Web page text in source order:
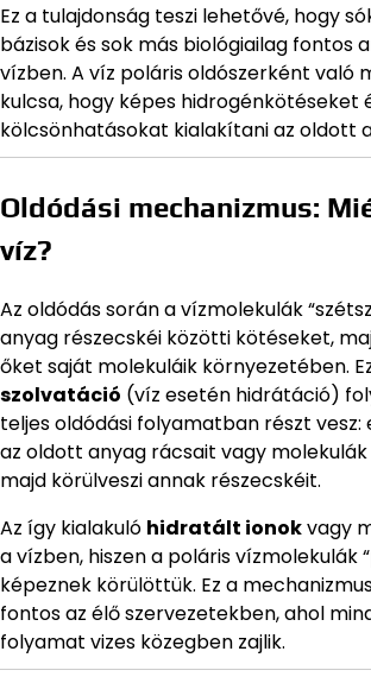
Ez a tulajdonság teszi lehetővé, hogy
bázisok és sok más biológiailag fontos
vízben. A víz poláris oldószerként való
kulcsa, hogy képes hidrogénkötéseket
kölcsönhatásokat kialakítani az oldott
Oldódási mechanizmus:
víz?
Az oldódás során a vízmolekulák
anyag részecskéi közötti kötéseket,
őket saját molekuláik környezetében.
szolvatáció (víz esetén hidrátáció)
teljes oldódási folyamatban részt
az oldott anyag rácsait vagy
majd körülveszi annak részecskéit.
Az így kialakuló hidratált ionokvagy
a vízben, hiszen a poláris vízmolekulák
képeznek körülöttük. Ez a
fontos az élő szervezetekben, ahol
folyamat vizes közegben zajlik.